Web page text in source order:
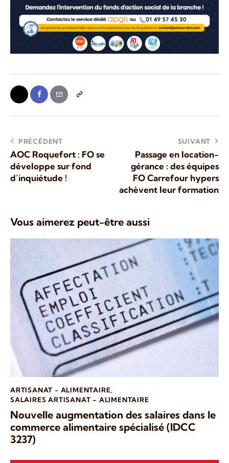
PRÉCÉDENT
AOC Roquefort : FO se
développe sur fond
d’inquiétude !
SUIVANT
Passage en location-
gérance : des équipes
FO Carrefour hypers
achèvent leur formation
Vous aimerez peut-être aussi
ARTISANAT - ALIMENTAIRE,
SALAIRES ARTISANAT – ALIMENTAIRE
Nouvelle augmentation des salaires dans le
commerce alimentaire spécialisé (IDCC
3237)